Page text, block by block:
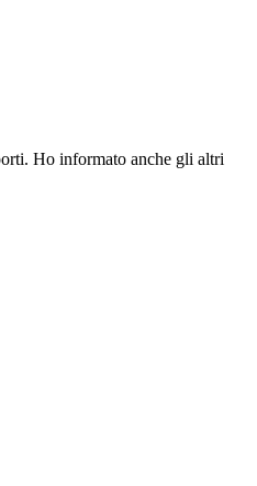
Ho informato anche gli altri